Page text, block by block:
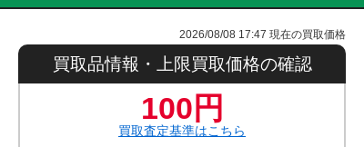
2026/08/08 17:47 現在の買取価格
買取品情報・上限買取価格の確認
100円
買取査定基準はこちら